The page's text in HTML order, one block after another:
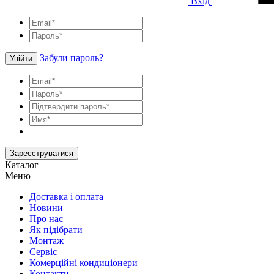
Увійти Забули пароль?
Зареєструватися
Каталог
Меню
Доставка і оплата
Новини
Про нас
Як підібрати
Монтаж
Сервіс
Комерційні кондиціонери